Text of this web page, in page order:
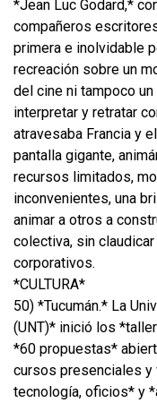
*Jean Luc Godard,*
compañeros
primera e inolvidable
recreación sobre un
del cine ni tampoco
interpretar y retratar
atravesaba Francia y
pantalla gigante,
recursos limitados,
inconvenientes, una
animar a otros a
colectiva, sin
corporativos.
*CULTURA*
50) *Tucumán.* La
(UNT)* inició los
*60 propuestas*
cursos presenciales y
tecnología, oficios* y